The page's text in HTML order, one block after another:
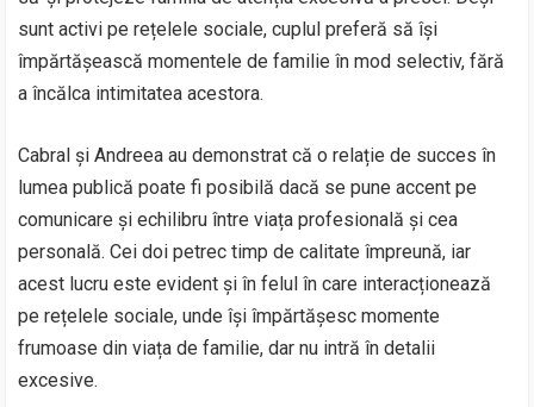
sunt activi pe rețelele sociale, cuplul preferă să își
împărtășească momentele de familie în mod selectiv, fără
a încălca intimitatea acestora.
Cabral și Andreea au demonstrat că o relație de succes în
lumea publică poate fi posibilă dacă se pune accent pe
comunicare și echilibru între viața profesională și cea
personală. Cei doi petrec timp de calitate împreună, iar
acest lucru este evident și în felul în care interacționează
pe rețelele sociale, unde își împărtășesc momente
frumoase din viața de familie, dar nu intră în detalii
excesive.